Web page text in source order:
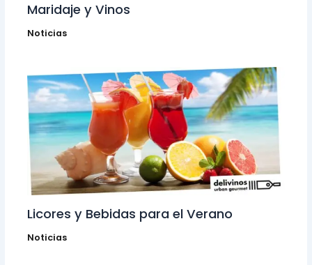
Maridaje y Vinos
Noticias
Licores y Bebidas para el Verano
Noticias